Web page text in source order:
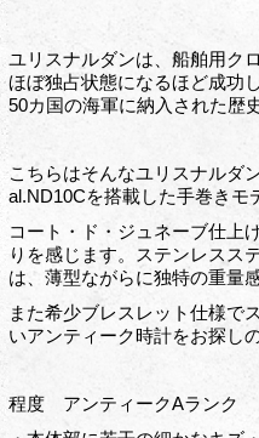
ユリスナルダンは、船舶用ク
ほぼ独占状態になるほど成功し
50カ国の海軍に納入された歴
こちらはそんなユリスナルダ
al.ND10Cを搭載した手巻きモ
コート・ド・ジュネーブ仕上
りを感じます。ステンレスス
は、薄型ながらに独特の重量
また希少ブレスレット仕様で
いアンティーク時計をお探し
程度 アンティークAランク